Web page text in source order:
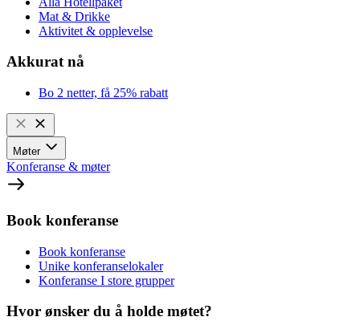
Mat & Drikke
Aktivitet & opplevelse
Akkurat nå
Bo 2 netter, få 25% rabatt
Møter
Konferanse & møter
Book konferanse
Book konferanse
Unike konferanselokaler
Konferanse I store grupper
Hvor ønsker du å holde møtet?